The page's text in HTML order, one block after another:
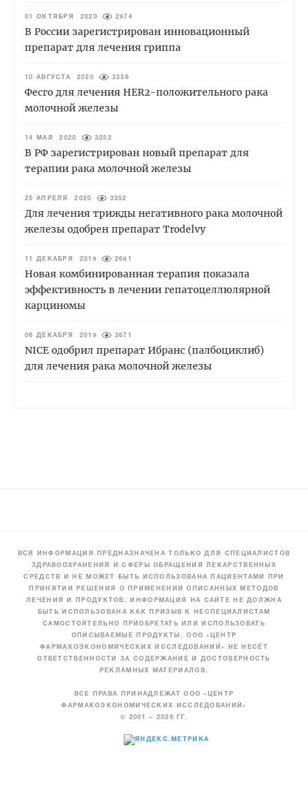
01 ОКТЯБРЯ 2020 2974
В России зарегистрирован инновационный
препарат для лечения гриппа
10 АВГУСТА 2020 3336
Фесго для лечения HER2-положительного рака
молочной железы
14 МАЯ 2020 3252
В РФ зарегистрирован новый препарат для
терапии рака молочной железы
25 АПРЕЛЯ 2020 3352
Для лечения трижды негативного рака молочной
железы одобрен препарат Trodelvy
11 ДЕКАБРЯ 2019 2681
Новая комбинированная терапия показала
эффективность в лечении гепатоцеллюлярной
карциномы
06 ДЕКАБРЯ 2019 3671
NICE одобрил препарат Ибранс (палбоциклиб)
для лечения рака молочной железы
ВСЯ ИНФОРМАЦИЯ ПРЕДНАЗНАЧЕНА ТОЛЬКО ДЛЯ СПЕЦИАЛИСТОВ
ЗДРАВООХРАНЕНИЯ И СФЕРЫ ОБРАЩЕНИЯ ЛЕКАРСТВЕННЫХ
СРЕДСТВ И НЕ МОЖЕТ БЫТЬ ИСПОЛЬЗОВАНА ПАЦИЕНТАМИ ПРИ
ПРИНЯТИИ РЕШЕНИЯ О ПРИМЕНЕНИИ ОПИСАННЫХ МЕТОДОВ
ЛЕЧЕНИЯ И ПРОДУКТОВ. ИНФОРМАЦИЯ НА САЙТЕ НЕ ДОЛЖНА
БЫТЬ ИСПОЛЬЗОВАНА КАК ПРИЗЫВ К НЕСПЕЦИАЛИСТАМ
САМОСТОЯТЕЛЬНО ПРИОБРЕТАТЬ ИЛИ ИСПОЛЬЗОВАТЬ
ОПИСЫВАЕМЫЕ ПРОДУКТЫ. ООО «ЦЕНТР
ФАРМАКОЭКОНОМИЧЕСКИХ ИССЛЕДОВАНИЙ» НЕ НЕСЁТ
ОТВЕТСТВЕННОСТИ ЗА СОДЕРЖАНИЕ И ДОСТОВЕРНОСТЬ
РЕКЛАМНЫХ МАТЕРИАЛОВ.
ВСЕ ПРАВА ПРИНАДЛЕЖАТ ООО «ЦЕНТР
ФАРМАКОЭКОНОМИЧЕСКИХ ИССЛЕДОВАНИЙ»
© 2001 – 2026 ГГ.